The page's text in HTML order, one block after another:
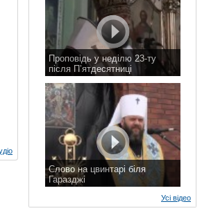
Проповідь у неділю 23-ту
після П’ятдесятниці
Слово на цвинтарі біля
Гаразджі
Усі відео